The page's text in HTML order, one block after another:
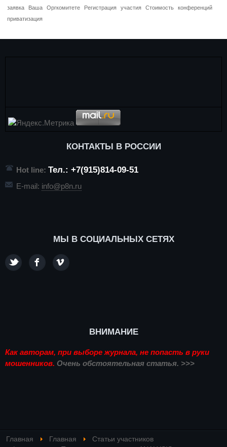
заявка
Ваша Оргкомитете Регистрация участия Стоимость
конференций
приватизация
КОНТАКТЫ В РОССИИ
Hot line: Тел.: +7(915)814-09-51
E-mail: info@p8n.ru
МЫ В СОЦИАЛЬНЫХ СЕТЯХ
ВНИМАНИЕ
Как авторам, при выборе журнала, не попасть в руки
мошенников. Очень обстоятельная статья. >>>
Главная Главная
Статьи участников